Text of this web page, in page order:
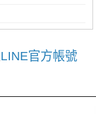
LINE官方帳號